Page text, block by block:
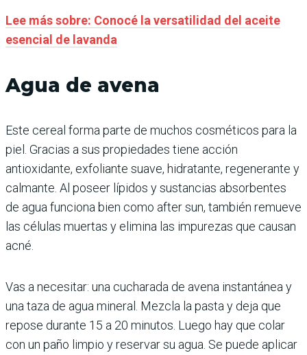
Lee más sobre: Conocé la versatilidad del aceite
esencial de lavanda
Agua de avena
Este cereal forma parte de muchos cosméticos para la
piel. Gracias a sus propiedades tiene acción
antioxidante, exfoliante suave, hidratante, regenerante y
calmante. Al poseer lípidos y sustancias absorbentes
de agua funciona bien como after sun, también remueve
las células muertas y elimina las impurezas que causan
acné.
Vas a necesitar: una cucharada de avena instantánea y
una taza de agua mineral. Mezcla la pasta y deja que
repose durante 15 a 20 minutos. Luego hay que colar
con un paño limpio y reservar su agua. Se puede aplicar